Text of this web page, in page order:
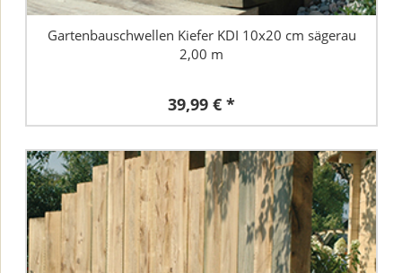
Gartenbauschwellen Kiefer KDI 10x20 cm sägerau
2,00 m
39,99 € *